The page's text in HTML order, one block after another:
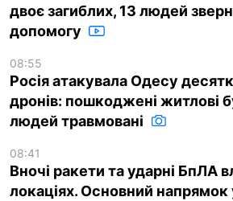
двоє загиблих, 13 людей
допомогу
08:55
Росія атакувала Одесу
дронів: пошкоджені житлові
людей травмовані
08:41
Вночі ракети та ударні БпЛА
локаціях. Основний напрямок